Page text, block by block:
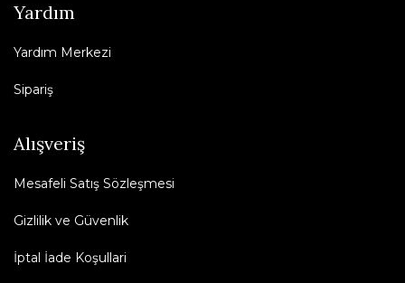
Yardım
Yardım Merkezi
Sipariş
Alışveriş
Mesafeli Satış Sözleşmesi
Gizlilik ve Güvenlik
İptal İade Koşullari